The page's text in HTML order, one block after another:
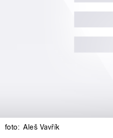
foto: Aleš Vavřík